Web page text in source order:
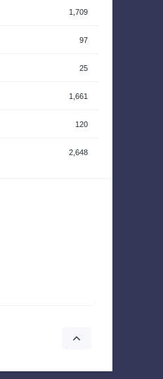
1,709
97
25
1,661
120
2,648